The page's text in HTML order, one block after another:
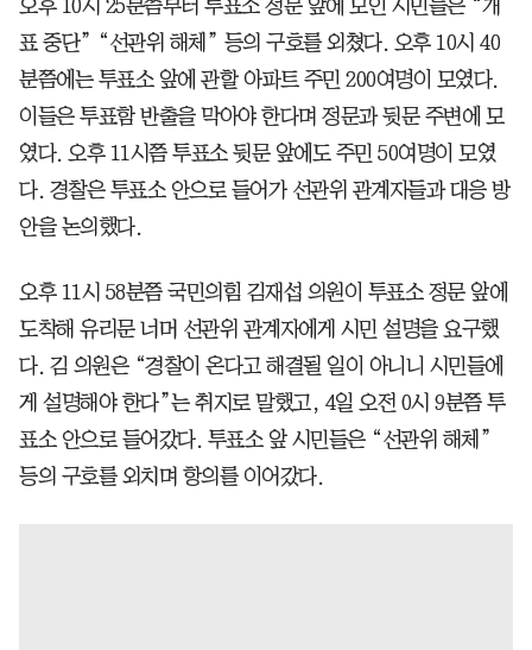
오후 10시 25분쯤부터 투표소 정문 앞에 모인 시민들은 “개
표 중단” “선관위 해체” 등의 구호를 외쳤다. 오후 10시 40
분쯤에는 투표소 앞에 관할 아파트 주민 200여명이 모였다.
이들은 투표함 반출을 막아야 한다며 정문과 뒷문 주변에 모
였다. 오후 11시쯤 투표소 뒷문 앞에도 주민 50여명이 모였
다. 경찰은 투표소 안으로 들어가 선관위 관계자들과 대응 방
안을 논의했다.
오후 11시 58분쯤 국민의힘 김재섭 의원이 투표소 정문 앞에
도착해 유리문 너머 선관위 관계자에게 시민 설명을 요구했
다. 김 의원은 “경찰이 온다고 해결될 일이 아니니 시민들에
게 설명해야 한다”는 취지로 말했고, 4일 오전 0시 9분쯤 투
표소 안으로 들어갔다. 투표소 앞 시민들은 “선관위 해체”
등의 구호를 외치며 항의를 이어갔다.